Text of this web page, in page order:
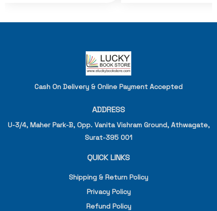
Cash On Delivery & Online Payment Accepted
ADDRESS
U-3/4, Maher Park-B, Opp. Vanita Vishram Ground, Athwagate,
Surat-395 001
QUICK LINKS
Shipping & Return Policy
Privacy Policy
Refund Policy